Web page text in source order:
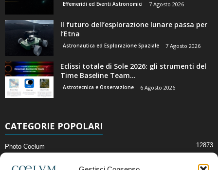
Effemeridi ed Eventi Astronomici 7 Agosto 2026
Il futuro dell’esplorazione lunare passa per
l’Etna
Astronautica ed Esplorazione Spaziale 7 Agosto 2026
Eclissi totale di Sole 2026: gli strumenti del
Time Baseline Team...
Astrotecnica e Osservazione 6 Agosto 2026
CATEGORIE POPOLARI
Photo-Coelum 12873